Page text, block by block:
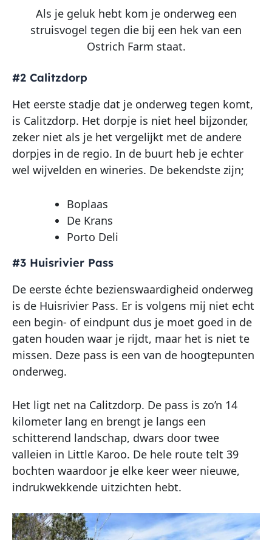
Als je geluk hebt kom je onderweg een
struisvogel tegen die bij een hek van een
Ostrich Farm staat.
#2 Calitzdorp
Het eerste stadje dat je onderweg tegen komt,
is Calitzdorp. Het dorpje is niet heel bijzonder,
zeker niet als je het vergelijkt met de andere
dorpjes in de regio. In de buurt heb je echter
wel wijvelden en wineries. De bekendste zijn;
Boplaas
De Krans
Porto Deli
#3 Huisrivier Pass
De eerste échte bezienswaardigheid onderweg
is de Huisrivier Pass. Er is volgens mij niet echt
een begin- of eindpunt dus je moet goed in de
gaten houden waar je rijdt, maar het is niet te
missen. Deze pass is een van de hoogtepunten
onderweg.
Het ligt net na Calitzdorp. De pass is zo’n 14
kilometer lang en brengt je langs een
schitterend landschap, dwars door twee
valleien in Little Karoo. De hele route telt 39
bochten waardoor je elke keer weer nieuwe,
indrukwekkende uitzichten hebt.